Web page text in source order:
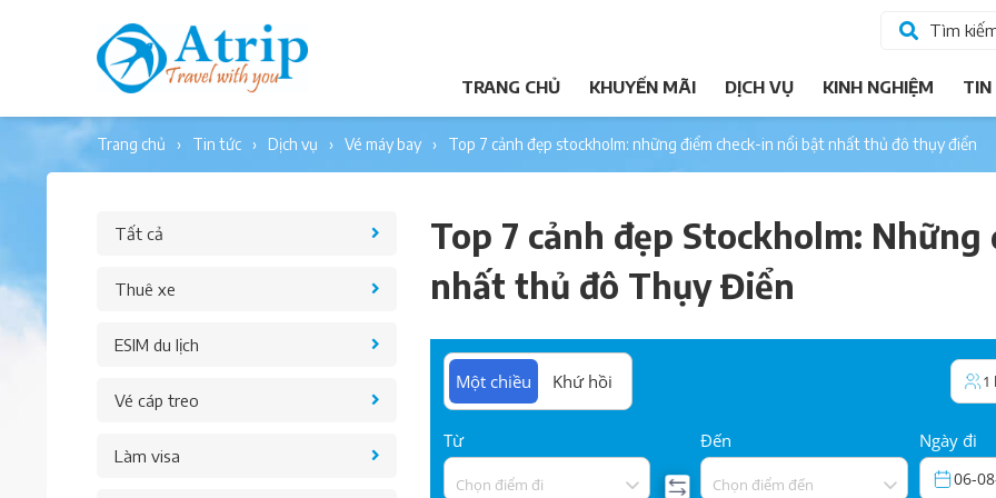
Tìm
TRANG CHỦ KHUYẾN MÃI DỊCH VỤ KINH NGHIỆM TIN
trang chủ tin tức dịch vụ vé máy bay top 7 cảnh đẹp stockholm: những điểm check-in nổi bật nhất thủ đô thụy điển
Tất cả
Thuê xe
ESIM du lịch
Vé cáp treo
Làm visa
Top 7 cảnh đẹp Stockholm:
nhất thủ đô Thụy Điển
Một chiều Khứ hồi 1
Từ
Chọn điểm đi
Đến
Chọn điểm đến
Ngày đi
06-